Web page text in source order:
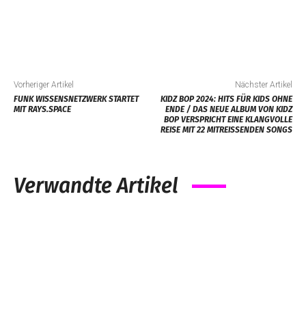
Vorheriger Artikel
FUNK WISSENSNETZWERK STARTET
MIT RAYS.SPACE
Nächster Artikel
KIDZ BOP 2024: HITS FÜR KIDS OHNE
ENDE / DAS NEUE ALBUM VON KIDZ
BOP VERSPRICHT EINE KLANGVOLLE
REISE MIT 22 MITREISSENDEN SONGS
Verwandte Artikel